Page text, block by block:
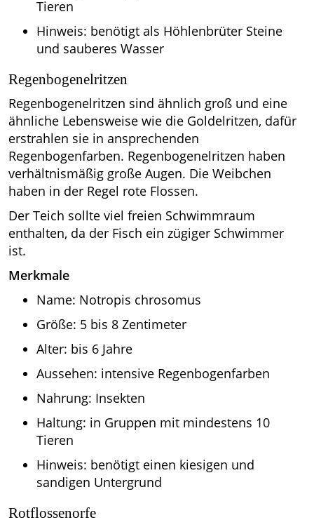
Tieren
Hinweis: benötigt als Höhlenbrüter Steine
und sauberes Wasser
Regenbogenelritzen
Regenbogenelritzen sind ähnlich groß und eine
ähnliche Lebensweise wie die Goldelritzen, dafür
erstrahlen sie in ansprechenden
Regenbogenfarben. Regenbogenelritzen haben
verhältnismäßig große Augen. Die Weibchen
haben in der Regel rote Flossen.
Der Teich sollte viel freien Schwimmraum
enthalten, da der Fisch ein zügiger Schwimmer
ist.
Merkmale
Name: Notropis chrosomus
Größe: 5 bis 8 Zentimeter
Alter: bis 6 Jahre
Aussehen: intensive Regenbogenfarben
Nahrung: Insekten
Haltung: in Gruppen mit mindestens 10
Tieren
Hinweis: benötigt einen kiesigen und
sandigen Untergrund
Rotflossenorfe